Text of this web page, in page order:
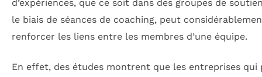
d’expériences, que ce soit dans des groupes de
le biais de séances de coaching, peut
renforcer les liens entre les membres d’une équipe.
En effet, des études montrent que les entreprises qui